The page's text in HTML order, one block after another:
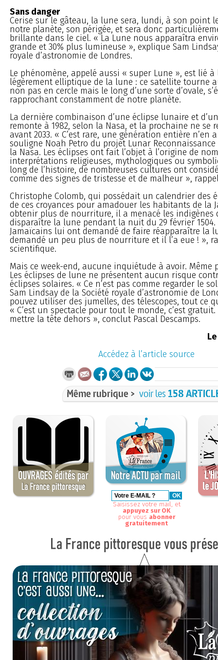
Sans danger
Cerise sur le gâteau, la lune sera, lundi, à son point
notre planète, son périgée, et sera donc
brillante dans le ciel. « La Lune nous apparaîtra
grande et 30% plus lumineuse », explique Sam
royale d’astronomie de Londres.
Le phénomène, appelé aussi « super Lune », est lié à
légèrement elliptique de la lune : ce satellite tourne
non pas en cercle mais le long d’une sorte d’ovale,
rapprochant constamment de notre planète.
La dernière combinaison d’une éclipse lunaire et
remonte à 1982, selon la Nasa, et la prochaine ne se
avant 2033. « C’est rare, une génération entière n’en
souligne Noah Petro du projet Lunar Reconnaissance
la Nasa. Les éclipses ont fait l’objet à l’origine de
interprétations religieuses, mythologiques ou
long de l’histoire, de nombreuses cultures ont
comme des signes de tristesse et de malheur »,
Christophe Colomb, qui possédait un calendrier des
de ces croyances pour amadouer les habitants de la
obtenir plus de nourriture, il a menacé les indigènes
disparaître la lune pendant la nuit du 29 février 1504.
Jamaïcains lui ont demandé de faire réapparaître la
demandé un peu plus de nourriture et il l’a eue ! »,
scientifique.
Mais ce week-end, aucune inquiétude à avoir. Même
Les éclipses de lune ne présentent aucun risque
éclipses solaires. « Ce n’est pas comme regarder le
Sam Lindsay de la Société royale d’astronomie de
pouvez utiliser des jumelles, des télescopes, tout ce
« C’est un spectacle pour tout le monde, c’est
mettre la tête dehors », conclut Pascal Descamps.
Accédez à l’article source
Même rubrique > voir les 158
Saisissez votre mail, et
appuyez sur OK
pour vous abonner
gratuitement